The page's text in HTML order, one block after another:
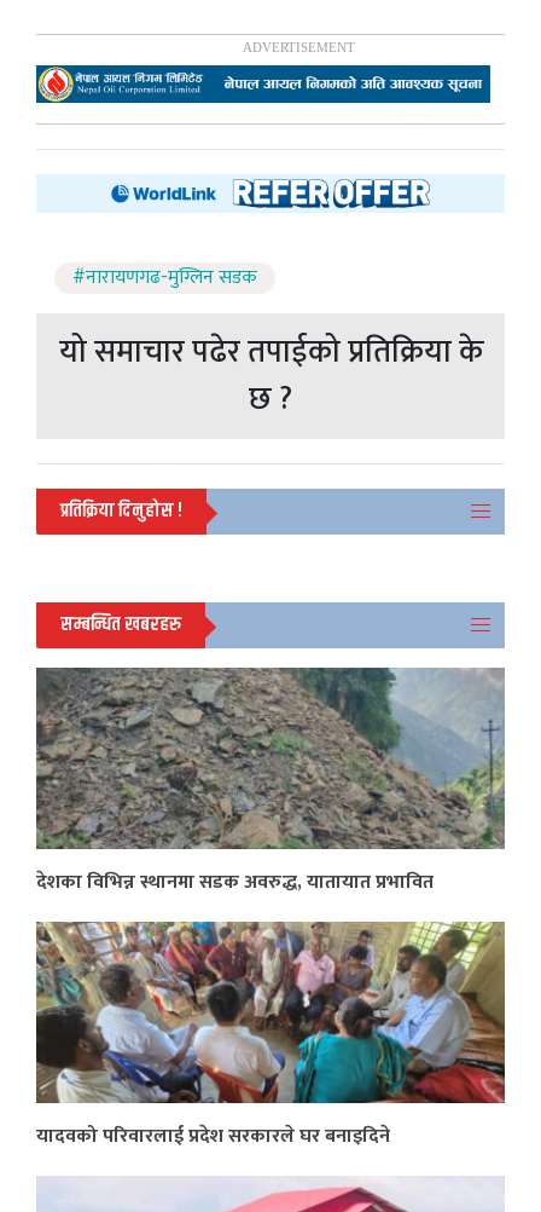
#नारायणगढ-मुग्लिन सडक
यो समाचार पढेर तपाईको प्रतिक्रिया के
छ ?
प्रतिक्रिया दिनुहोस !
सम्बन्धित खबरहरु
देशका विभिन्न स्थानमा सडक अवरुद्ध, यातायात प्रभावित
यादवको परिवारलाई प्रदेश सरकारले घर बनाइदिने